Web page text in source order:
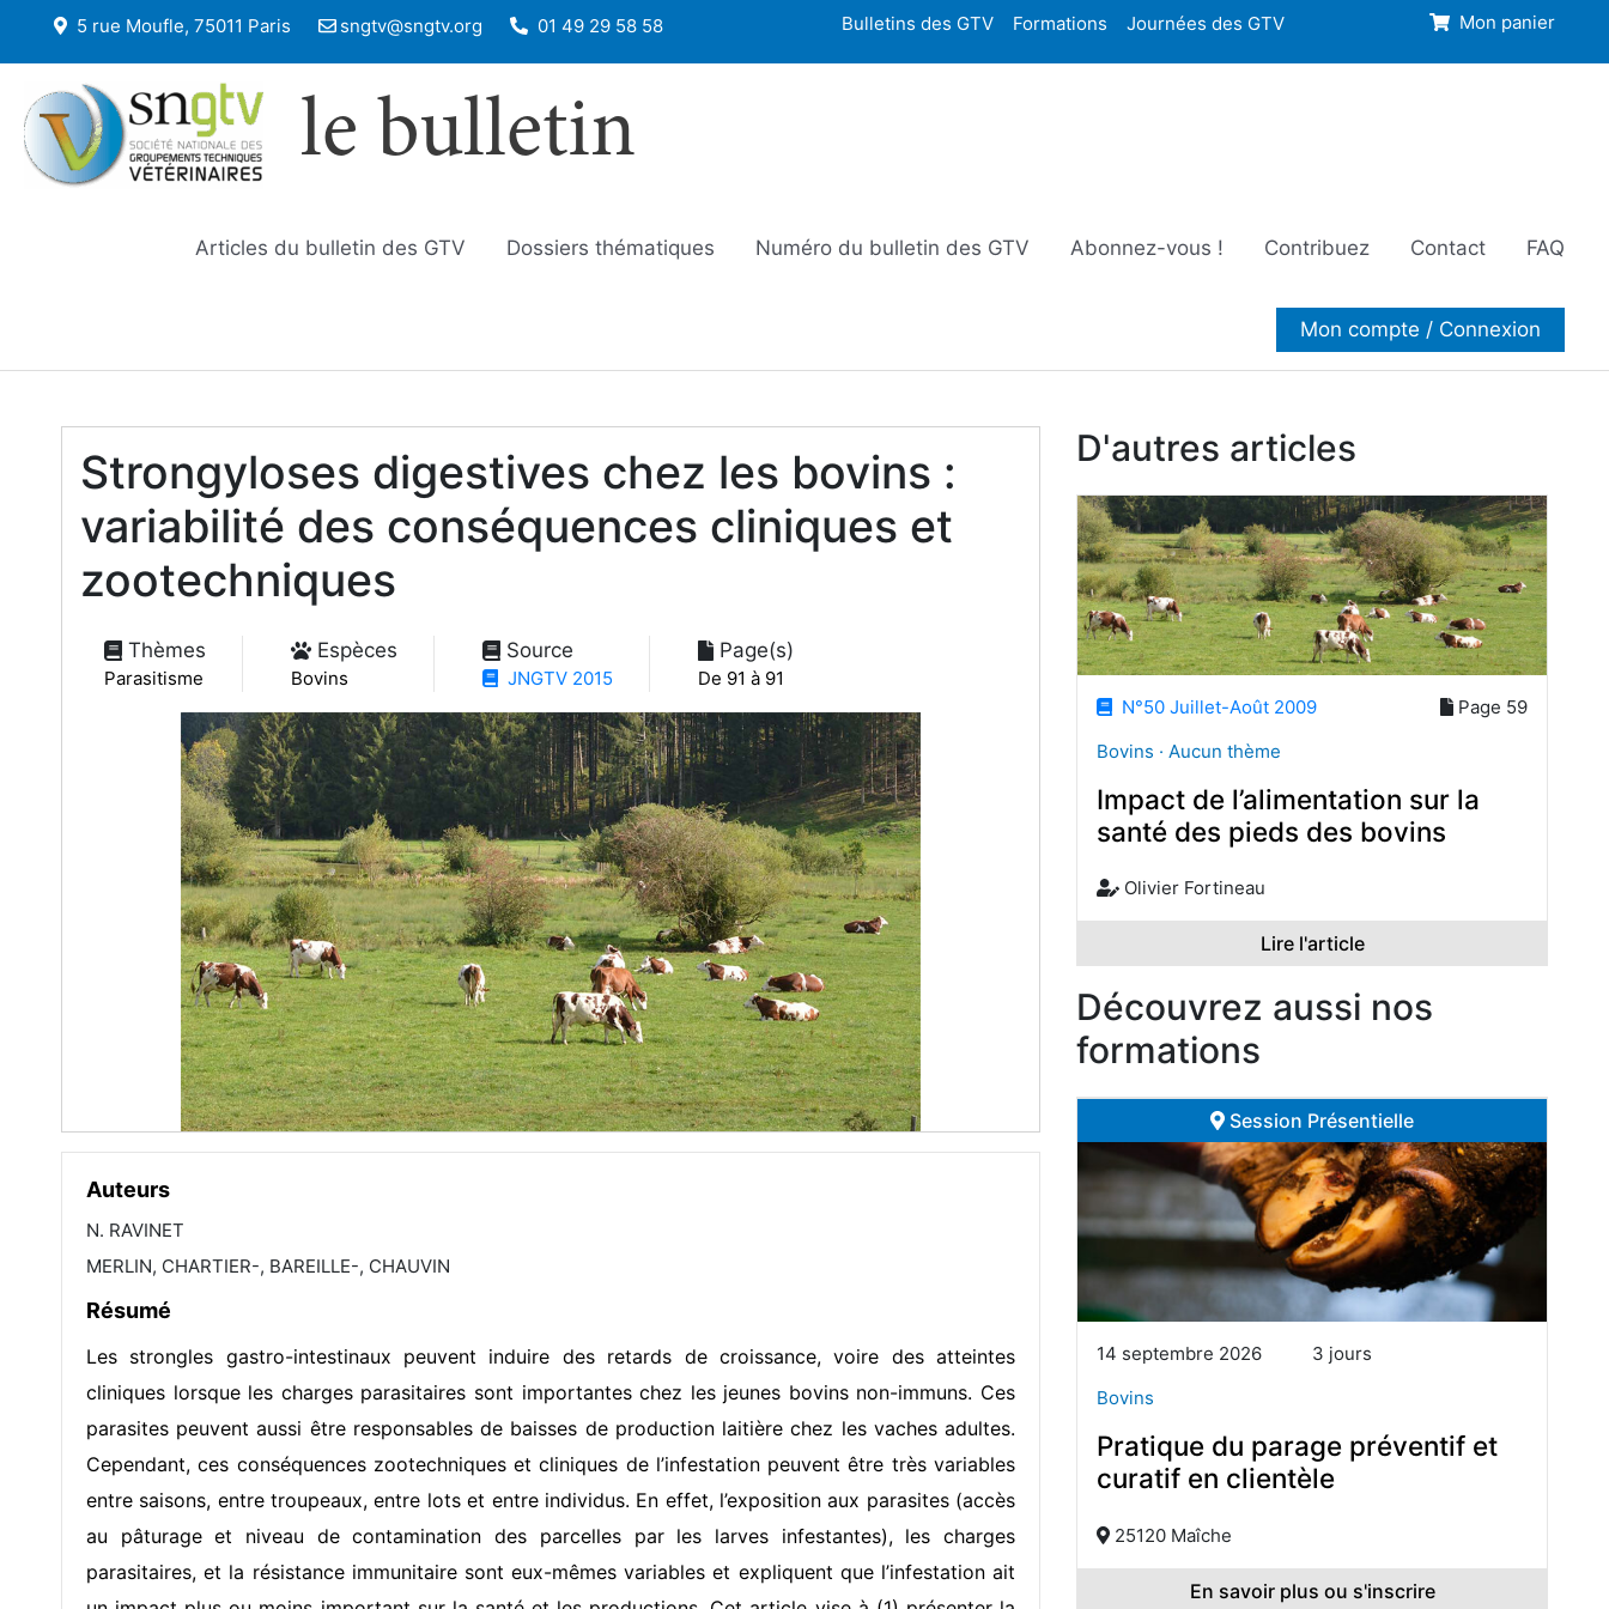
5 rue Moufle, 75011 Paris sngtv@sngtv.org 01 49 29 58 58 Bulletins des GTV Formations Journées des GTV Mon panier
le bulletin
Articles du bulletin des GTV Dossiers thématiques Numéro du bulletin des GTV Abonnez-vous ! Contribuez Contact FAQ
Mon compte / Connexion
Strongyloses digestives chez les bovins :
variabilité des conséquences cliniques et
zootechniques
Thèmes
Parasitisme
Espèces
Bovins
Source
JNGTV 2015
Page(s)
De 91 à 91
Auteurs
N. RAVINET
MERLIN, CHARTIER-, BAREILLE-, CHAUVIN
Résumé
Les strongles gastro-intestinaux peuvent induire des retards de croissance, voire des atteintes
cliniques lorsque les charges parasitaires sont importantes chez les jeunes bovins non-immuns. Ces
parasites peuvent aussi être responsables de baisses de production laitière chez les vaches adultes.
Cependant, ces conséquences zootechniques et cliniques de l’infestation peuvent être très variables
entre saisons, entre troupeaux, entre lots et entre individus. En effet, l’exposition aux parasites (accès
au pâturage et niveau de contamination des parcelles par les larves infestantes), les charges
parasitaires, et la résistance immunitaire sont eux-mêmes variables et expliquent que l’infestation ait
D'autres articles
N°50 Juillet-Août 2009
Page 59
Bovins · Aucun thème
Impact de l’alimentation sur la
santé des pieds des bovins
Olivier Fortineau
Lire l'article
Découvrez aussi nos
formations
Session Présentielle
14 septembre 2026
3 jours
Bovins
Pratique du parage préventif et
curatif en clientèle
25120 Maîche
En savoir plus ou s'inscrire